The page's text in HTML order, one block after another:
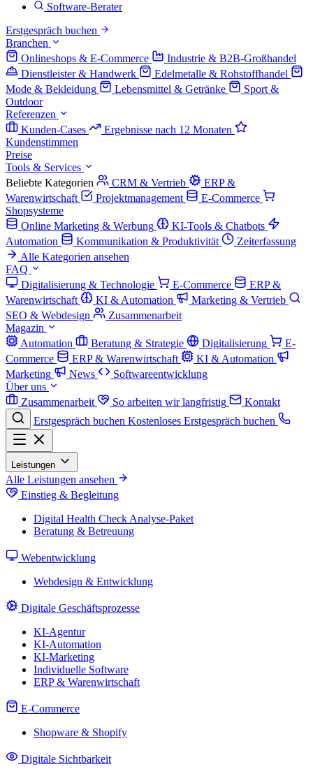
Software-Berater
Erstgespräch buchen
Branchen
Onlineshops & E-Commerce
Industrie & B2B-Großhandel
Dienstleister & Handwerk
Edelmetalle & Rohstoffhandel
Mode & Bekleidung
Lebensmittel & Getränke
Sport &
Outdoor
Referenzen
Kunden-Cases
Ergebnisse nach 12 Monaten
Kundenstimmen
Preise
Tools & Services
Beliebte Kategorien
CRM & Vertrieb
ERP &
Warenwirtschaft
Projektmanagement
E-Commerce
Shopsysteme
Online Marketing & Werbung
KI-Tools & Chatbots
Automation
Kommunikation & Produktivität
Zeiterfassung
Alle Kategorien ansehen
FAQ
Digitalisierung & Technologie
E-Commerce
ERP &
Warenwirtschaft
KI & Automation
Marketing & Vertrieb
SEO & Webdesign
Zusammenarbeit
Magazin
Automation
Beratung & Strategie Digitalisierung
E-
Commerce
ERP & Warenwirtschaft
KI & Automation
Marketing
News
Softwareentwicklung
Über uns
Zusammenarbeit
So arbeiten wir langfristig
Kontakt
Erstgespräch buchen Kostenloses Erstgespräch buchen
Leistungen
Alle Leistungen ansehen
Einstieg & Begleitung
Digital Health Check Analyse-Paket
Beratung & Betreuung
Webentwicklung
Webdesign & Entwicklung
Digitale Geschäftsprozesse
KI-Agentur
KI-Automation
KI-Marketing
Individuelle Software
ERP & Warenwirtschaft
E-Commerce
Shopware & Shopify
Digitale Sichtbarkeit